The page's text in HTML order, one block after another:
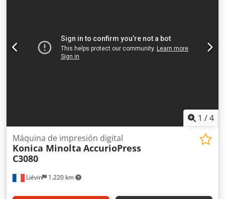
1 /4
Liévin 1.220 km
Máquina de impresión digital
Konica Minolta AccurioPress
C3080